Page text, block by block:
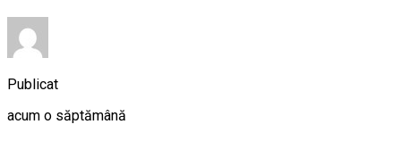
Publicat
acum o săptămână